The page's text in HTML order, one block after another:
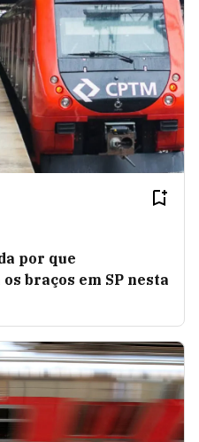
por que
braços em SP nesta